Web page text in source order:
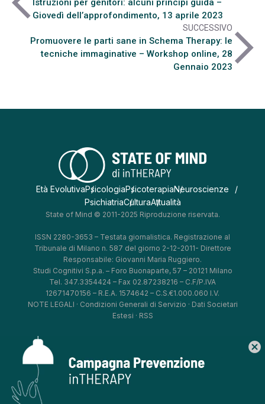
Istruzioni per genitori: alcuni principi guida –
Giovedì dell’approfondimento, 13 aprile 2023
SUCCESSIVO
Promuovere le parti sane in Schema Therapy: le
tecniche immaginative – Workshop online, 28
Gennaio 2023arrow_forward_ios
Età EvolutivaPsicologiaPsicoterapiaNeuroscienze
PsichiatriaCulturaAttualità
State of Mind © 2011-2025 Riproduzione riservata.
ISSN 2280-3653 – Testata giornalistica. Registrazione al
Tribunale di Milano n. 587 del giorno 2-12-2011- Direttore
Responsabile: Giovanni Maria Ruggiero.
Studi Cognitivi S.p.a. – Foro Buonaparte, 57 – 20121 Milano
Tel. 347.3354424 – Fax 02.87238216 – C.F/P.IVA
12671470156 – R.E.A. 1574642 – C.S.€1.000.060 I.V.
NOTE LEGALI · Condizioni Generali di Servizio · Dati Societari
Estesi · RSS
Aggiorna le tue preferenze–
** **
cancel